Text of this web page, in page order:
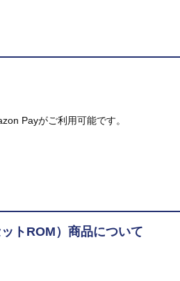
Payがご利用可能です。
トROM）商品について